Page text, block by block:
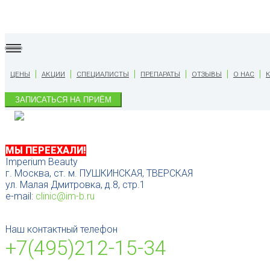
ЦЕНЫ АКЦИИ СПЕЦИАЛИСТЫ ПРЕПАРАТЫ ОТЗЫВЫ О НАС
ЗАПИСАТЬСЯ НА ПРИЁМ
МЫ ПЕРЕЕХАЛИ!
Imperium Beauty
г. Москва, ст. м. ПУШКИНСКАЯ, ТВЕРСКАЯ
ул. Малая Дмитровка, д.8, стр.1
e-mail: clinic@im-b.ru
Наш контактный телефон
+7(495)212-15-34